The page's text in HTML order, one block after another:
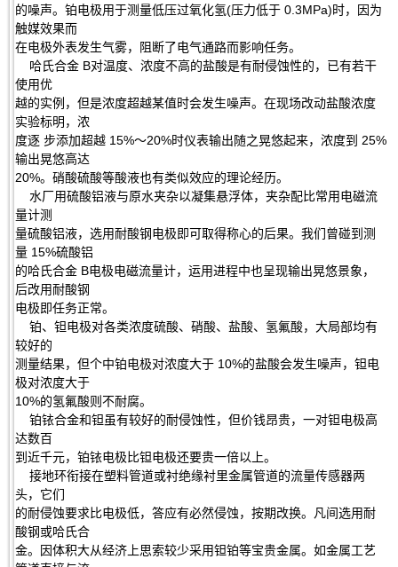
的噪声。铂电极用于测量低压过氧化氢(压力低于 0.3MPa)时，因为
触媒效果而
在电极外表发生气雾，阻断了电气通路而影响任务。
哈氏合金 B对温度、浓度不高的盐酸是有耐侵蚀性的，已有若干
使用优
越的实例，但是浓度超越某值时会发生噪声。在现场改动盐酸浓度
实验标明，浓
度逐 步添加超越 15%～20%时仪表输出随之晃悠起来，浓度到 25%
输出晃悠高达
20%。硝酸硫酸等酸液也有类似效应的理论经历。
水厂用硫酸铝液与原水夹杂以凝集悬浮体，夹杂配比常用电磁流
量计测
量硫酸铝液，选用耐酸钢电极即可取得称心的后果。我们曾碰到测
量 15%硫酸铝
的哈氏合金 B电极电磁流量计，运用进程中也呈现输出晃悠景象，
后改用耐酸钢
电极即任务正常。
铂、钽电极对各类浓度硫酸、硝酸、盐酸、氢氟酸，大局部均有
较好的
测量结果，但个中铂电极对浓度大于 10%的盐酸会发生噪声，钽电
极对浓度大于
10%的氢氟酸则不耐腐。
铂铱合金和钽虽有较好的耐侵蚀性，但价钱昂贵，一对钽电极高
达数百
到近千元，铂铱电极比钽电极还要贵一倍以上。
接地环衔接在塑料管道或衬绝缘衬里金属管道的流量传感器两
头，它们
的耐侵蚀要求比电极低，答应有必然侵蚀，按期改换。凡间选用耐
酸钢或哈氏合
金。因体积大从经济上思索较少采用钽铂等宝贵金属。如金属工艺